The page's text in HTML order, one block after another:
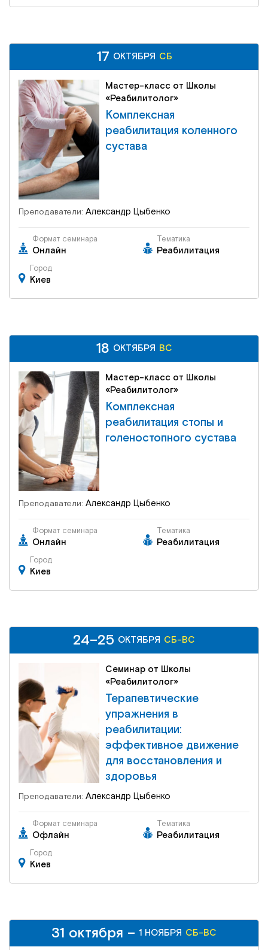
Мастер-класс от Школы
«Реабилитолог»
Комплексная
реабилитация коленного
сустава
Преподаватели: Александр Цыбенко
Формат семинара
Онлайн
Тематика
Реабилитация
Город
Киев
СБ 17 ОКТЯБРЯ
17 ОКТЯБРЯ СБ
Мастер-класс от Школы
«Реабилитолог»
Комплексная
реабилитация стопы и
голеностопного сустава
Преподаватели: Александр Цыбенко
Формат семинара
Онлайн
Тематика
Реабилитация
Город
Киев
ВС 18 ОКТЯБРЯ
18 ОКТЯБРЯ ВС
Семинар от Школы
«Реабилитолог»
Терапевтические
упражнения в
реабилитации:
эффективное движение
для восстановления и
здоровья
Преподаватели: Александр Цыбенко
Формат семинара
Офлайн
Тематика
Реабилитация
Город
Киев
СБ-ВС 24–25 ОКТЯБРЯ
24–25 ОКТЯБРЯ СБ-ВС
СБ-ВС 31 октября – 1 НОЯБРЯ
31 октября – 1 НОЯБРЯ СБ-ВС